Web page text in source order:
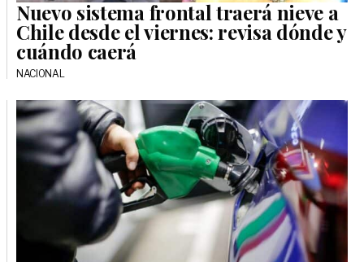
Nuevo sistema frontal traerá nieve a
Chile desde el viernes: revisa dónde y
cuándo caerá
NACIONAL